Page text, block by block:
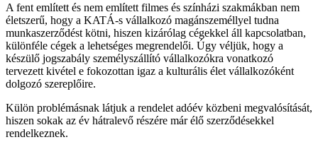
A fent említett és nem említett filmes és színházi szakmákban nem
életszerű, hogy a KATÁ-s vállalkozó magánszeméllyel tudna
munkaszerződést kötni, hiszen kizárólag cégekkel áll kapcsolatban,
különféle cégek a lehetséges megrendelői. Úgy véljük, hogy a
készülő jogszabály személyszállító vállalkozókra vonatkozó
tervezett kivétel e fokozottan igaz a kulturális élet vállalkozóként
dolgozó szereplőire.
Külön problémásnak látjuk a rendelet adóév közbeni megvalósítását,
hiszen sokak az év hátralevő részére már élő szerződésekkel
rendelkeznek.